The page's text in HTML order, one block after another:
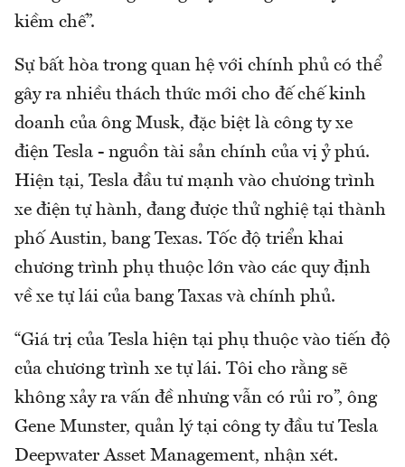
kiềm chế”.
Sự bất hòa trong quan hệ với chính phủ có thể
gây ra nhiều thách thức mới cho đế chế kinh
doanh của ông Musk, đặc biệt là công ty xe
điện Tesla - nguồn tài sản chính của vị ỷ phú.
Hiện tại, Tesla đầu tư mạnh vào chương trình
xe điện tự hành, đang được thử nghiệ tại thành
phố Austin, bang Texas. Tốc độ triển khai
chương trình phụ thuộc lớn vào các quy định
về xe tự lái của bang Taxas và chính phủ.
“Giá trị của Tesla hiện tại phụ thuộc vào tiến độ
của chương trình xe tự lái. Tôi cho rằng sẽ
không xảy ra vấn đề nhưng vẫn có rủi ro”, ông
Gene Munster, quản lý tại công ty đầu tư Tesla
Deepwater Asset Management, nhận xét.